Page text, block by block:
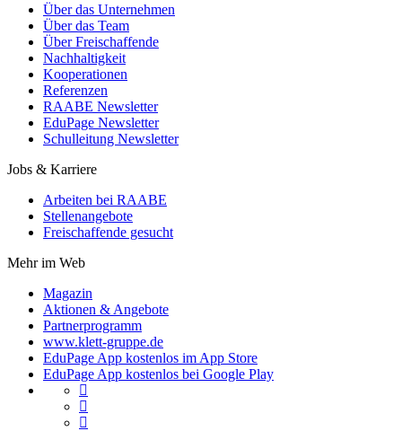
Über das Unternehmen
Über das Team
Über Freischaffende
Nachhaltigkeit
Kooperationen
Referenzen
RAABE Newsletter
EduPage Newsletter
Schulleitung Newsletter
Jobs & Karriere
Arbeiten bei RAABE
Stellenangebote
Freischaffende gesucht
Mehr im Web
Magazin
Aktionen & Angebote
Partnerprogramm
www.klett-gruppe.de
EduPage App kostenlos im App Store
EduPage App kostenlos bei Google Play


